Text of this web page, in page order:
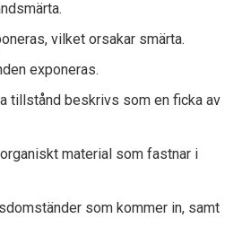
vilket orsakar smärta.
exponeras.
tillstånd beskrivs som en ficka av
material som fastnar i
som kommer in, samt